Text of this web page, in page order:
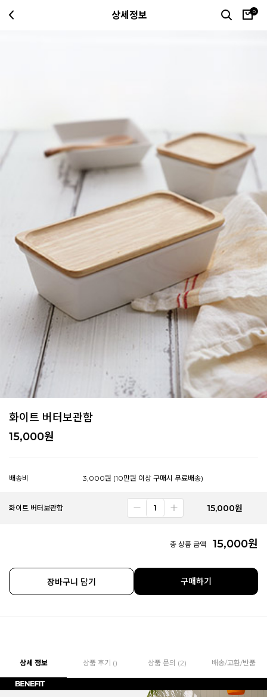
상세정보 0
화이트 버터보관함
15,000원
배송비 3,000원 (10만원 이상 구매시 무료배송)
화이트 버터보관함 15,000원
총 상품 금액 15,000원
장바구니 담기 구매하기
상세 정보 상품 후기 () 상품 문의 (2) 배송/교환/반품